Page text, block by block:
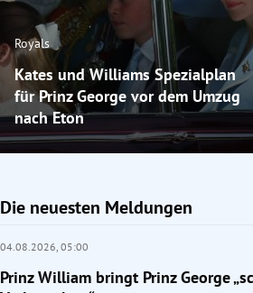
Royals
Kates und Williams Spezialplan
für Prinz George vor dem Umzug
nach Eton
Die neuesten Meldungen
04.08.2026, 05:00
Prinz William bringt Prinz George